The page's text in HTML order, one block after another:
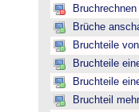
Brüche
Bruchteile
Bruchteile
Bruchteile
Bruchteil